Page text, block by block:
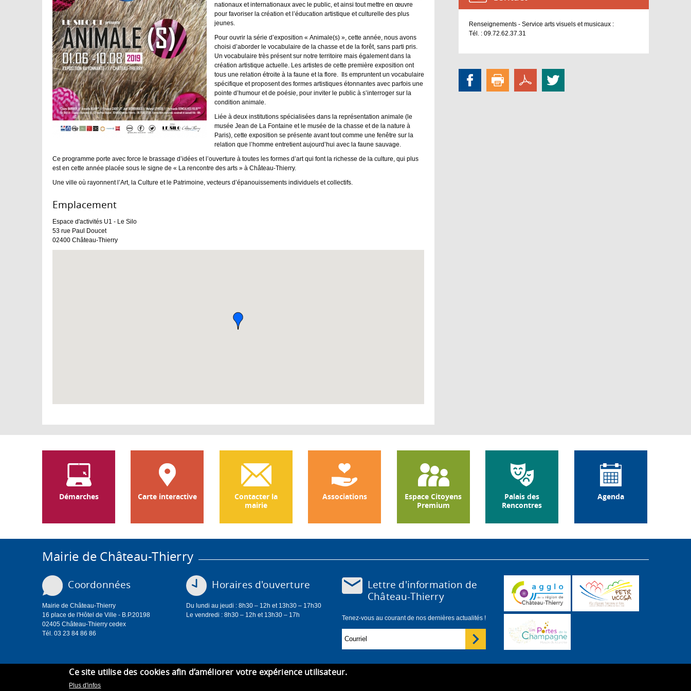
nationaux et internationaux avec le public, et ainsi tout mettre en œuvre
pour favoriser la création et l’éducation artistique et culturelle des plus
jeunes.
Pour ouvrir la série d’exposition « Animale(s) », cette année, nous avons
choisi d’aborder le vocabulaire de la chasse et de la forêt, sans parti pris.
Un vocabulaire très présent sur notre territoire mais également dans la
création artistique actuelle. Les artistes de cette première exposition ont
tous une relation étroite à la faune et la flore. Ils empruntent un vocabulaire
spécifique et proposent des formes artistiques étonnantes avec parfois une
pointe d’humour et de poésie, pour inviter le public à s’interroger sur la
condition animale.
Liée à deux institutions spécialisées dans la représentation animale (le
musée Jean de La Fontaine et le musée de la chasse et de la nature à
Paris), cette exposition se présente avant tout comme une fenêtre sur la
relation que l’homme entretient aujourd’hui avec la faune sauvage.
Ce programme porte avec force le brassage d’idées et l’ouverture à toutes les formes d’art qui font la richesse de la culture, qui plus
est en cette année placée sous le signe de « La rencontre des arts » à Château-Thierry.
Une ville où rayonnent l’Art, la Culture et le Patrimoine, vecteurs d’épanouissements individuels et collectifs.
Emplacement :
Espace d'activités U1 - Le Silo
53 rue Paul Doucet
02400 Château-Thierry
Renseignements - Service arts visuels et musicaux :
Tél. : 09.72.62.37.31
Démarches Carte interactive
Contacter la
mairie
Associations
Espace Citoyens
Premium
Palais des
Rencontres
Agenda
Mairie de Château-Thierry
Coordonnées
Mairie de Château-Thierry
16 place de l'Hôtel de Ville - B.P.20198
02405 Château-Thierry cedex
Tél. 03 23 84 86 86
Horaires d'ouverture
Du lundi au jeudi : 8h30 – 12h et 13h30 – 17h30
Le vendredi : 8h30 – 12h et 13h30 – 17h
Lettre d'information de
Château-Thierry
Tenez-vous au courant de nos dernières actualités !
Ce site utilise des cookies afin d’améliorer votre expérience utilisateur.
Plus d'infos